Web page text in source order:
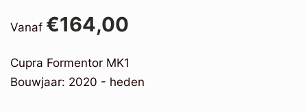
Vanaf €164,00
Cupra Formentor MK1
Bouwjaar: 2020 - heden